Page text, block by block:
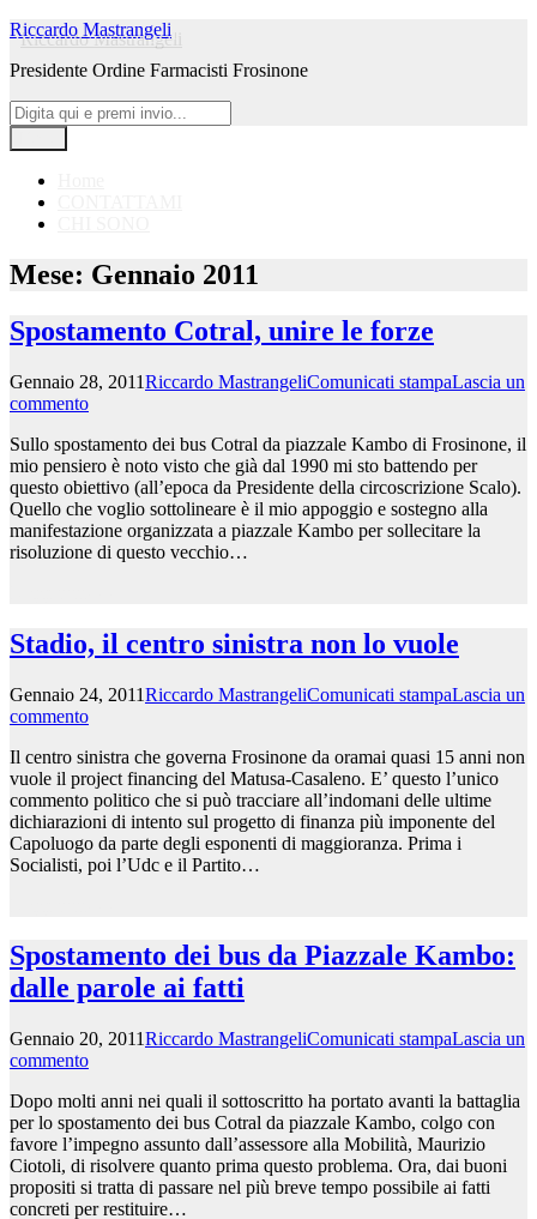
Vai
al
contenuto
Riccardo Mastrangeli
Presidente Ordine Farmacisti Frosinone
Facebook
Twitter
LinkedIn
Instagram
Email
RSS
Cerca
Cerca:
Mese: Gennaio 2011
Spostamento Cotral, unire le forze
Gennaio 28, 2011Riccardo MastrangeliComunicati stampaLascia un
commento
Sullo spostamento dei bus Cotral da piazzale Kambo di Frosinone, il
mio pensiero è noto visto che già dal 1990 mi sto battendo per
questo obiettivo (all’epoca da Presidente della circoscrizione Scalo).
Quello che voglio sottolineare è il mio appoggio e sostegno alla
manifestazione organizzata a piazzale Kambo per sollecitare la
risoluzione di questo vecchio…
Stadio, il centro sinistra non lo vuole
Gennaio 24, 2011Riccardo MastrangeliComunicati stampaLascia un
commento
Il centro sinistra che governa Frosinone da oramai quasi 15 anni non
vuole il project financing del Matusa-Casaleno. E’ questo l’unico
commento politico che si può tracciare all’indomani delle ultime
dichiarazioni di intento sul progetto di finanza più imponente del
Capoluogo da parte degli esponenti di maggioranza. Prima i
Socialisti, poi l’Udc e il Partito…
Spostamento dei bus da Piazzale Kambo:
dalle parole ai fatti
Gennaio 20, 2011Riccardo MastrangeliComunicati stampaLascia un
commento
Dopo molti anni nei quali il sottoscritto ha portato avanti la battaglia
per lo spostamento dei bus Cotral da piazzale Kambo, colgo con
favore l’impegno assunto dall’assessore alla Mobilità, Maurizio
Ciotoli, di risolvere quanto prima questo problema. Ora, dai buoni
propositi si tratta di passare nel più breve tempo possibile ai fatti
concreti per restituire…